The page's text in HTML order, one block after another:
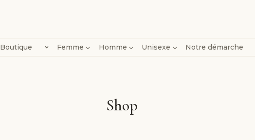
Boutique Femme Homme Unisexe Notre démarche
Shop